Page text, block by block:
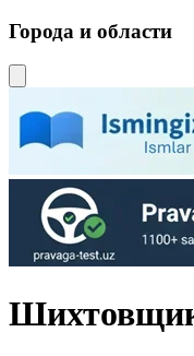
Города и области